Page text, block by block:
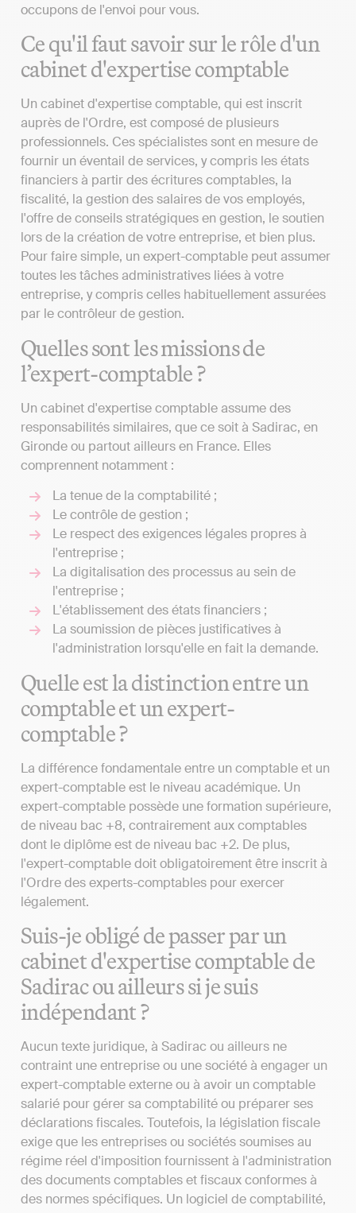
occupons de l'envoi pour vous.
Ce qu'il faut savoir sur le rôle d'un
cabinet d'expertise comptable
Un cabinet d'expertise comptable, qui est inscrit
auprès de l'Ordre, est composé de plusieurs
professionnels. Ces spécialistes sont en mesure de
fournir un éventail de services, y compris les états
financiers à partir des écritures comptables, la
fiscalité, la gestion des salaires de vos employés,
l'offre de conseils stratégiques en gestion, le soutien
lors de la création de votre entreprise, et bien plus.
Pour faire simple, un expert-comptable peut assumer
toutes les tâches administratives liées à votre
entreprise, y compris celles habituellement assurées
par le contrôleur de gestion.
Quelles sont les missions de
l’expert-comptable ?
Un cabinet d'expertise comptable assume des
responsabilités similaires, que ce soit à Sadirac, en
Gironde ou partout ailleurs en France. Elles
comprennent notamment :
La tenue de la comptabilité ;
Le contrôle de gestion ;
Le respect des exigences légales propres à
l'entreprise ;
La digitalisation des processus au sein de
l'entreprise ;
L'établissement des états financiers ;
La soumission de pièces justificatives à
l'administration lorsqu'elle en fait la demande.
Quelle est la distinction entre un
comptable et un expert-
comptable ?
La différence fondamentale entre un comptable et un
expert-comptable est le niveau académique. Un
expert-comptable possède une formation supérieure,
de niveau bac +8, contrairement aux comptables
dont le diplôme est de niveau bac +2. De plus,
l'expert-comptable doit obligatoirement être inscrit à
l'Ordre des experts-comptables pour exercer
légalement.
Suis-je obligé de passer par un
cabinet d'expertise comptable de
Sadirac ou ailleurs si je suis
indépendant ?
Aucun texte juridique, à Sadirac ou ailleurs ne
contraint une entreprise ou une société à engager un
expert-comptable externe ou à avoir un comptable
salarié pour gérer sa comptabilité ou préparer ses
déclarations fiscales. Toutefois, la législation fiscale
exige que les entreprises ou sociétés soumises au
régime réel d'imposition fournissent à l'administration
des documents comptables et fiscaux conformes à
des normes spécifiques. Un logiciel de comptabilité,